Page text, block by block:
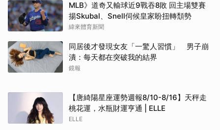
MLB》道奇又輸球近9戰吞8敗 回主場雙賽
揚Skubal、Snell伺候皇家盼扭轉頹勢
緯來體育新聞
同居後才發現女友「一驚人習慣」 男子崩
潰：每天都在突破我的結界
鏡報
【唐綺陽星座運勢週報8/10-8/16】天秤走
桃花運，水瓶財運亨通 | ELLE
ELLE